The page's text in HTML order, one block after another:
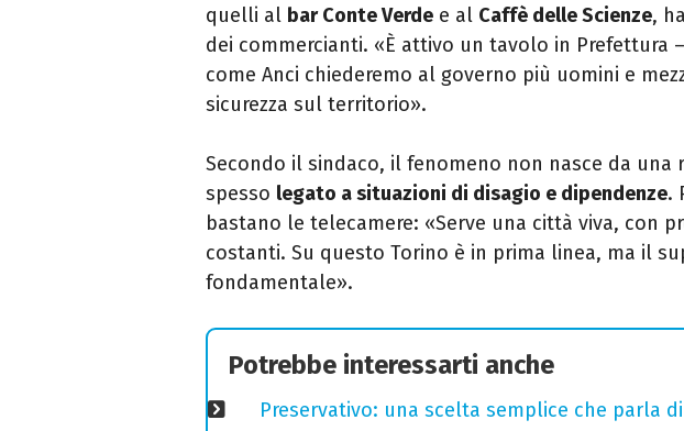
quelli al bar Conte Verde e al Caffè delle Scienze,
dei commercianti. «È attivo un tavolo in Prefettura
come Anci chiederemo al governo più uomini e
sicurezza sul territorio».
Secondo il sindaco, il fenomeno non nasce da una
spesso legato a situazioni di disagio e dipendenze.
bastano le telecamere: «Serve una città viva, con
costanti. Su questo Torino è in prima linea, ma il
fondamentale».
Potrebbe interessarti anche
Preservativo: una scelta semplice che parla